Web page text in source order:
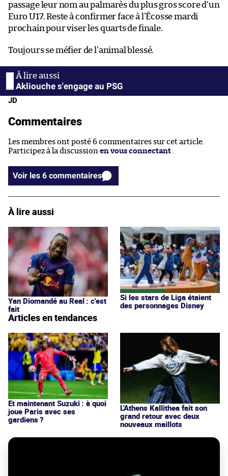
passage leur nom au palmarès du plus gros score d’un
Euro U17. Reste à confirmer face à l’Écosse mardi
prochain pour viser les quarts de finale.
Toujours se méfier de l’animal blessé.
Akliouche s'engage au PSG
JD
Commentaires
Les membres ont posté 6 commentaires sur cet article.
Participez à la discussion en vous connectant .
Voir les 6 commentaires
À lire aussi
Yan Diomandé au Real : c'est
fait
Si les stars de Liga étaient
des personnages Disney
Articles en tendances
Et maintenant Suzuki : à quoi
joue Paris avec ses
gardiens ?
L'Athens Kallithea fait son
grand retour avec deux
nouveaux maillots